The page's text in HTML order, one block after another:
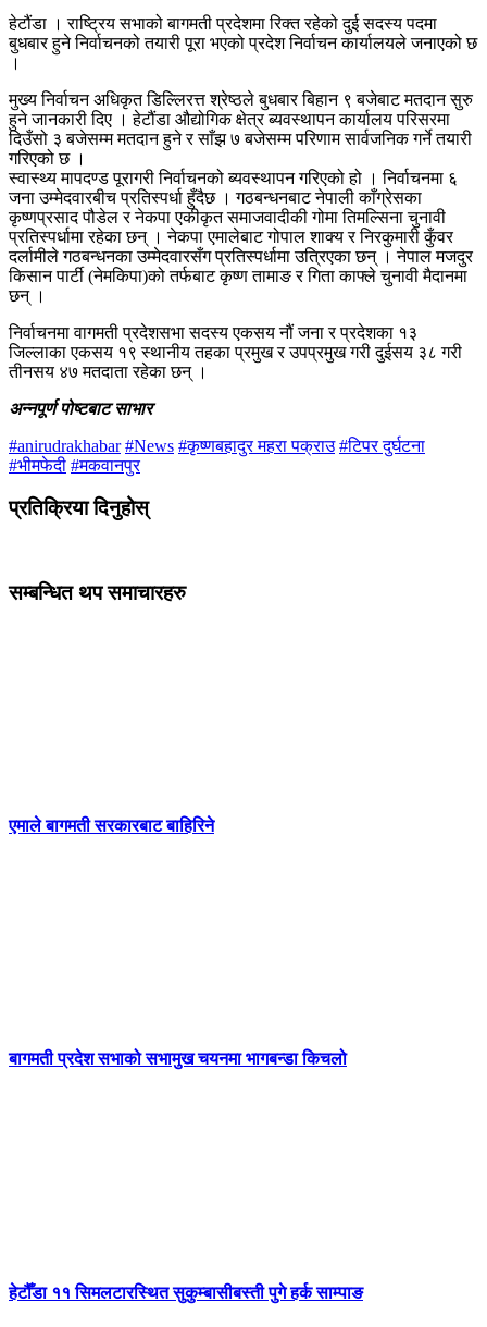
हेटौंडा । राष्ट्रिय सभाको बागमती प्रदेशमा रिक्त रहेको दुई सदस्य पदमा
बुधबार हुने निर्वाचनको तयारी पूरा भएको प्रदेश निर्वाचन कार्यालयले जनाएको छ
।
मुख्य निर्वाचन अधिकृत डिल्लिरत्त श्रेष्ठले बुधबार बिहान ९ बजेबाट मतदान सुरु
हुने जानकारी दिए । हेटौंडा औद्योगिक क्षेत्र ब्यवस्थापन कार्यालय परिसरमा
दिउँसो ३ बजेसम्म मतदान हुने र साँझ ७ बजेसम्म परिणाम सार्वजनिक गर्ने तयारी
गरिएको छ ।
स्वास्थ्य मापदण्ड पूरागरी निर्वाचनको ब्यवस्थापन गरिएको हो । निर्वाचनमा ६
जना उम्मेदवारबीच प्रतिस्पर्धा हुँदैछ । गठबन्धनबाट नेपाली काँग्रेसका
कृष्णप्रसाद पौडेल र नेकपा एकीकृत समाजवादीकी गोमा तिमल्सिना चुनावी
प्रतिस्पर्धामा रहेका छन् । नेकपा एमालेबाट गोपाल शाक्य र निरकुमारी कुँवर
दर्लामीले गठबन्धनका उम्मेदवारसँग प्रतिस्पर्धामा उत्रिएका छन् । नेपाल मजदुर
किसान पार्टी (नेमकिपा)को तर्फबाट कृष्ण तामाङ र गिता काफ्ले चुनावी मैदानमा
छन् ।
निर्वाचनमा वागमती प्रदेशसभा सदस्य एकसय नौं जना र प्रदेशका १३
जिल्लाका एकसय १९ स्थानीय तहका प्रमुख र उपप्रमुख गरी दुईसय ३८ गरी
तीनसय ४७ मतदाता रहेका छन् ।
अन्नपूर्ण पोष्टबाट साभार
#anirudrakhabar #News #कृष्णबहादुर महरा पक्राउ #टिपर दुर्घटना
#भीमफेदी #मकवानपुर
प्रतिक्रिया दिनुहोस्
सम्बन्धित थप समाचारहरु
एमाले बागमती सरकारबाट बाहिरिने
बागमती प्रदेश सभाको सभामुख चयनमा भागबन्डा किचलो
हेटौँडा ११ सिमलटारस्थित सुकुम्बासीबस्ती पुगे हर्क साम्पाङ